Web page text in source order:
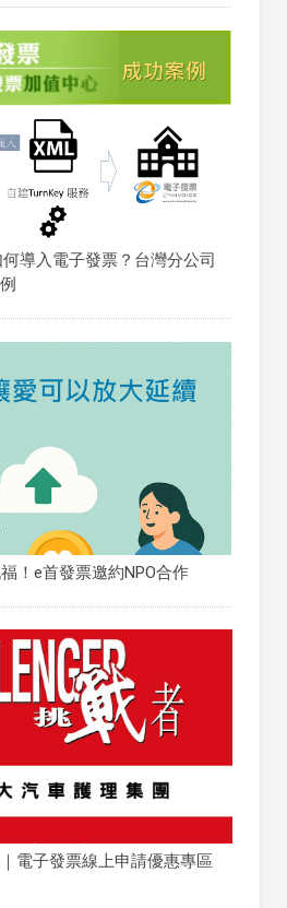
何導入電子發票？台灣分公司
！e首發票邀約NPO合作
電子發票線上申請優惠專區